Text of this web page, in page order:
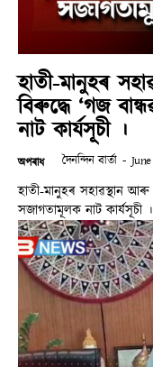
হাতী-মানুহৰ
বিৰুদ্ধে ‘গজ
নাট কাৰ্যসূচী ।
অপৰাধ দৈনন্দিন বাৰ্তা -
হাতী-মানুহৰ সহাৱস্থান আৰু
সজাগতামূলক নাট কাৰ্যসূচী ।